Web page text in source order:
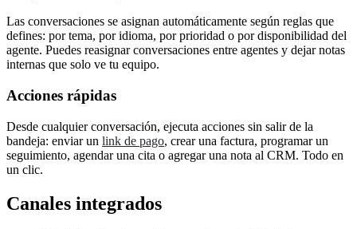
Las conversaciones se asignan automáticamente según reglas que
defines: por tema, por idioma, por prioridad o por disponibilidad del
agente. Puedes reasignar conversaciones entre agentes y dejar notas
internas que solo ve tu equipo.
Acciones rápidas
Desde cualquier conversación, ejecuta acciones sin salir de la
bandeja: enviar un link de pago, crear una factura, programar un
seguimiento, agendar una cita o agregar una nota al CRM. Todo en
un clic.
Canales integrados